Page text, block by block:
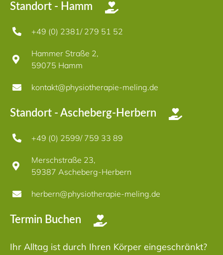
Standort - Hamm
+49 (0) 2381/ 279 51 52
Hammer Straße 2,
59075 Hamm
kontakt@physiotherapie-meling.de
Standort - Ascheberg-Herbern
+49 (0) 2599/ 759 33 89
Merschstraße 23,
59387 Ascheberg-Herbern
herbern@physiotherapie-meling.de
Termin Buchen
Ihr Alltag ist durch Ihren Körper eingeschränkt?